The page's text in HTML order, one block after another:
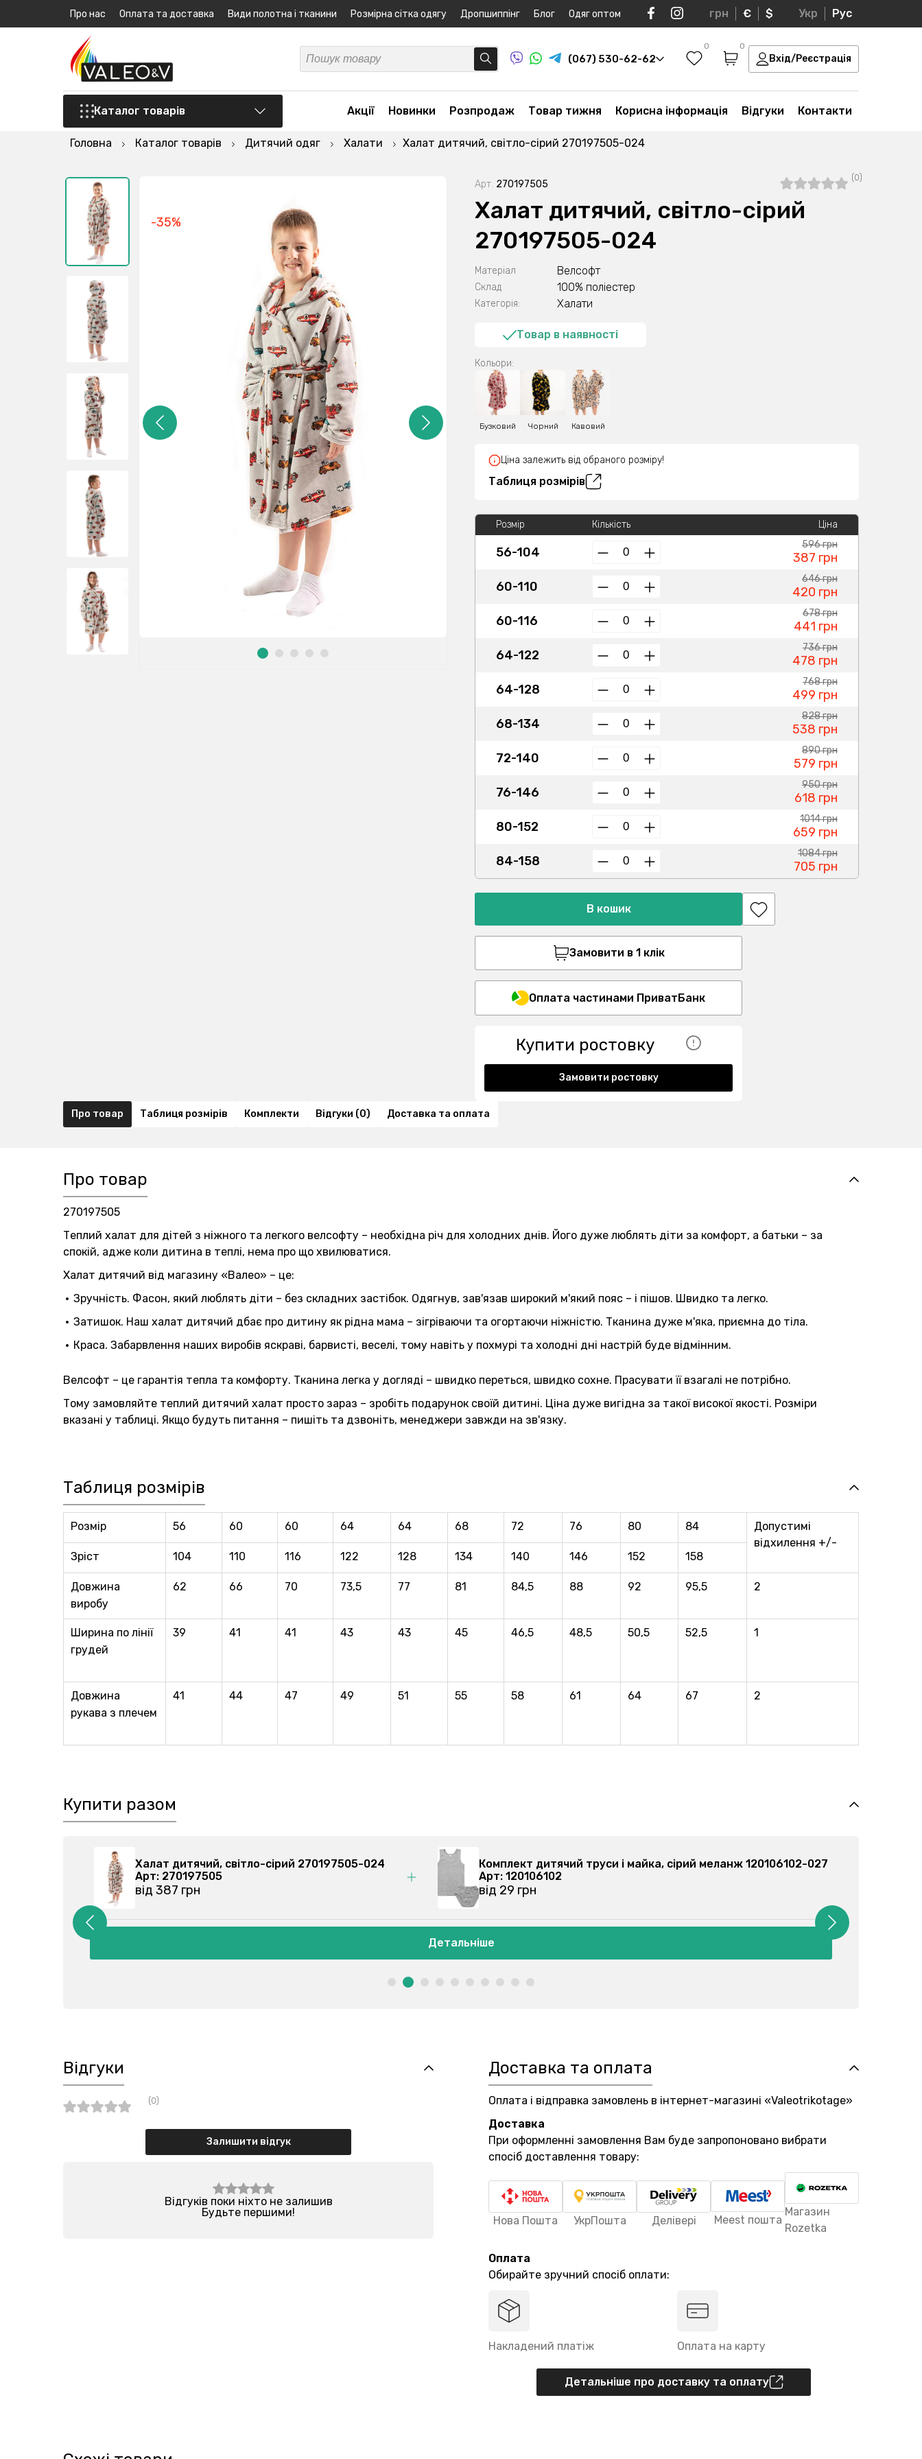
Про нас Оплата та доставка Види полотна і тканини Розмірна сітка одягу Дропшиппінг Блог Одяг оптом грн € $ Укр Рус
(067) 530-62-62
0 0
Вхід/Реєстрація
Каталог товарів Акції Новинки Розпродаж Товар тижня Корисна інформація Відгуки Контакти
Головна Каталог товарів Дитячий одяг Халати Халат дитячий, світло-сірий 270197505-024
-35%
Арт. 270197505
(0)
Халат дитячий, світло-сірий
270197505-024
Матеріал Велсофт
Склад 100% поліестер
Категорія: Халати
Товар в наявності
Кольори:
Бузковий Чорний Кавовий
Ціна залежить від обраного розміру!
Таблиця розмірів
Розмір
56-104
60-110
60-116
64-122
64-128
68-134
72-140
76-146
80-152
84-158
Кількість
Ціна
596 грн
387 грн
646 грн
420 грн
678 грн
441 грн
736 грн
478 грн
768 грн
499 грн
828 грн
538 грн
890 грн
579 грн
950 грн
618 грн
1014 грн
659 грн
1084 грн
705 грн
В кошик
Замовити в 1 клік
Оплата частинами ПриватБанк
Купити ростовку
Замовити ростовку
Про товар Таблиця розмірів Комплекти Відгуки (0) Доставка та оплата
Про товар
270197505
Теплий халат для дітей з ніжного та легкого велсофту – необхідна річ для холодних днів. Його дуже люблять діти за комфорт, а батьки – за
спокій, адже коли дитина в теплі, нема про що хвилюватися.
Халат дитячий від магазину «Валео» – це:
Зручність. Фасон, який люблять діти – без складних застібок. Одягнув, зав'язав широкий м'який пояс – і пішов. Швидко та легко.
Затишок. Наш халат дитячий дбає про дитину як рідна мама – зігріваючи та огортаючи ніжністю. Тканина дуже м'яка, приємна до тіла.
Краса. Забарвлення наших виробів яскраві, барвисті, веселі, тому навіть у похмурі та холодні дні настрій буде відмінним.
Велсофт – це гарантія тепла та комфорту. Тканина легка у догляді – швидко переться, швидко сохне. Прасувати її взагалі не потрібно.
Тому замовляйте теплий дитячий халат просто зараз – зробіть подарунок своїй дитині. Ціна дуже вигідна за такої високої якості. Розміри
вказані у таблиці. Якщо будуть питання – пишіть та дзвоніть, менеджери завжди на зв'язку.
Таблиця розмірів
Розмір 56 60 60 64 64 68 72 76 80 84
Допустимi
вiдхилення +/-
Зріст
104 110 116 122 128 134 140 146 152 158
Довжина
виробу
62 66 70 73,5 77 81 84,5 88 92 95,5 2
Ширина по лiнiї
грудей
39 41 41 43 43 45 46,5 48,5 50,5 52,5 1
Довжина
рукава з плечем
41 44 47 49 51 55 58 61 64 67 2
Купити разом
Халат дитячий, світло-сірий 270197505-024
Арт: 270197505
від 387 грн
Комплект для дівчаток труси + майка, асорті 120105102-000
Арт: 120105102
від 34 грн
Детальніше
Відгуки
(0)
Залишити відгук
Відгуків поки ніхто не залишив
Будьте першими!
Доставка та оплата
Оплата і відправка замовлень в інтернет-магазині «Valeotrikotage»
Доставка
При оформленні замовлення Вам буде запропоновано вибрати
спосіб доставлення товару:
Нова Пошта УкрПошта Делівері Meest пошта
Магазин
Rozetka
Оплата
Обирайте зручний спосіб оплати:
Накладений платіж Оплата на карту
Детальніше про доставку та оплату